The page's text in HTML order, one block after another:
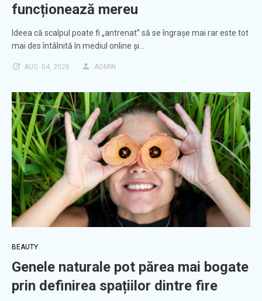
funcționează mereu
Ideea că scalpul poate fi „antrenat” să se îngrașe mai rar este tot
mai des întâlnită în mediul online și…
AUG. 04, 2026 ADMIN
BEAUTY
Genele naturale pot părea mai bogate
prin definirea spațiilor dintre fire